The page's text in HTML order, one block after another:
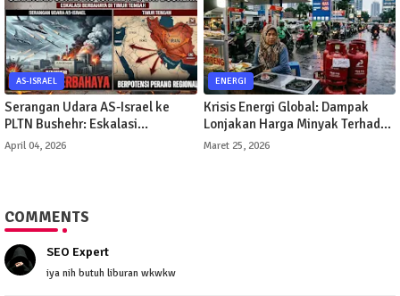
AS-ISRAEL
Serangan Udara AS-Israel ke
PLTN Bushehr: Eskalasi
Berbahaya di Timur Tengah
April 04, 2026
ENERGI
Krisis Energi Global: Dampak
Lonjakan Harga Minyak Terhadap
Perekonomian Indonesia
Maret 25, 2026
COMMENTS
SEO Expert
iya nih butuh liburan wkwkw